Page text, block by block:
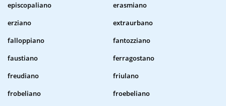
episcopaliano
erasmiano
erziano
extraurbano
falloppiano
fantozziano
faustiano
ferragostano
freudiano
friulano
frobeliano
froebeliano